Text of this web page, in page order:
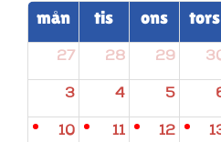
mån tis ons tors
27 28 29
3 4 5
10 11 12